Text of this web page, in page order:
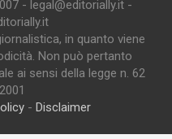
- legal@editorially.it -
in quanto viene
Non può pertanto
ai sensi della legge n. 62
- Disclaimer